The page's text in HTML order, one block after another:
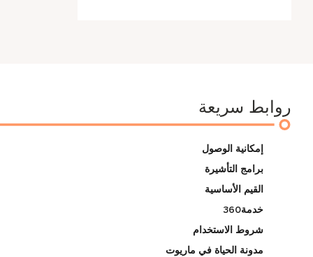
روابط سريعة
إمكانية الوصول
برامج التأشيرة
القيم الأساسية
خدمة360
شروط الاستخدام
مدونة الحياة في ماريوت